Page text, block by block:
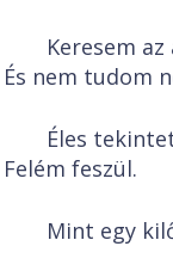
Keresem az
És nem tudom
Éles
Felém feszül.
Mint egy